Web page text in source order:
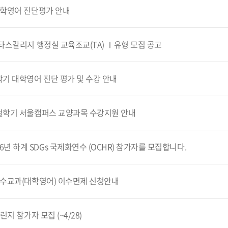
영어 진단평가 안내
스칼리지 행정실 교육조교(TA) Ⅰ유형 모집 공고
대학영어 진단 평가 및 수강 안내
기 서울캠퍼스 교양과목 수강지원 안내
하계 SDGs 국제화연수 (OCHR) 참가자를 모집합니다.
교과(대학영어) 이수면제 신청안내
지 참가자 모집 (~4/28)